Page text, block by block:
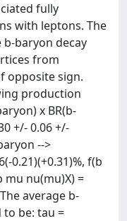
fully
with leptons. The
baryon decay
from
opposite sign.
production
x BR(b-
+/- 0.06 +/-
-->
0.21)(+0.31)%, f(b
mu nu(mu)X) =
average b-
be: tau =